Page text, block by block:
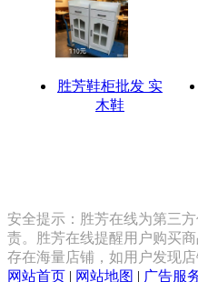
胜芳鞋柜批发 实
木鞋
安全提示：胜芳在线为第三
责。胜芳在线提醒用户购买
存在海量店铺，如用户发现
网站首页 | 网站地图 | 广告服